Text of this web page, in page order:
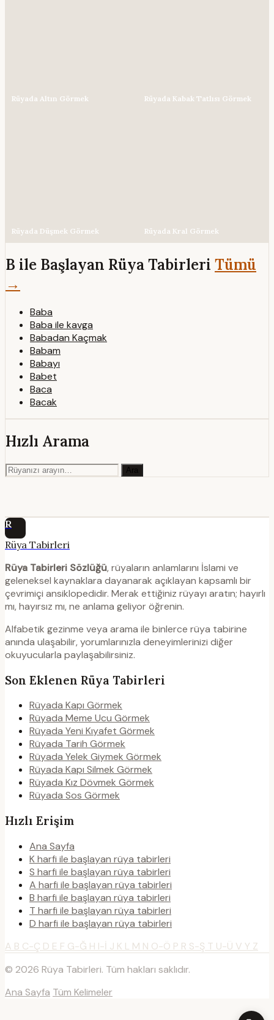
Rüyada Altın Görmek Rüyada Kabak Tatlısı Görmek
Rüyada Düşmek Görmek Rüyada Kral Görmek
B ile Başlayan Rüya Tabirleri Tümü
→
Baba
Baba ile kavga
Babadan Kaçmak
Babam
Babayı
Babet
Baca
Bacak
Hızlı Arama
Ara
R
Rüya Tabirleri
Rüya Tabirleri Sözlüğü, rüyaların anlamlarını İslami ve
geleneksel kaynaklara dayanarak açıklayan kapsamlı bir
çevrimiçi ansiklopedidir. Merak ettiğiniz rüyayı aratın; hayırlı
mı, hayırsız mı, ne anlama geliyor öğrenin.
Alfabetik gezinme veya arama ile binlerce rüya tabirine
anında ulaşabilir, yorumlarınızla deneyimlerinizi diğer
okuyucularla paylaşabilirsiniz.
Son Eklenen Rüya Tabirleri
Rüyada Kapı Görmek
Rüyada Meme Ucu Görmek
Rüyada Yeni Kıyafet Görmek
Rüyada Tarih Görmek
Rüyada Yelek Giymek Görmek
Rüyada Kapı Silmek Görmek
Rüyada Kız Dövmek Görmek
Rüyada Sos Görmek
Hızlı Erişim
Ana Sayfa
K harfi ile başlayan rüya tabirleri
S harfi ile başlayan rüya tabirleri
A harfi ile başlayan rüya tabirleri
B harfi ile başlayan rüya tabirleri
T harfi ile başlayan rüya tabirleri
D harfi ile başlayan rüya tabirleri
A B C-Ç D E F G-Ğ H I-İ J K L M N O-Ö P R S-Ş T U-Ü V Y Z
© 2026 Rüya Tabirleri. Tüm hakları saklıdır.
Ana Sayfa Tüm Kelimeler